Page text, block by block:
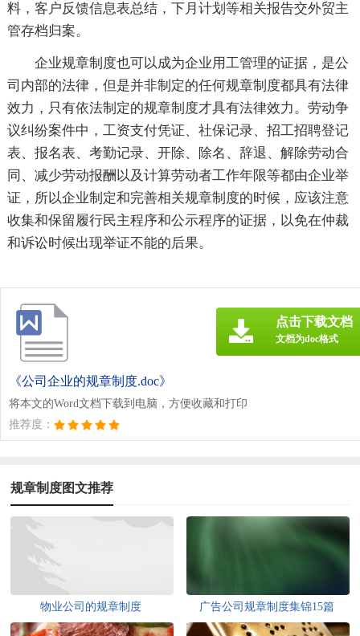
料，客户反馈信息表总结，下月计划等相关报告交外贸主
管存档归案。
企业规章制度也可以成为企业用工管理的证据，是公
司内部的法律，但是并非制定的任何规章制度都具有法律
效力，只有依法制定的规章制度才具有法律效力。劳动争
议纠纷案件中，工资支付凭证、社保记录、招工招聘登记
表、报名表、考勤记录、开除、除名、辞退、解除劳动合
同、减少劳动报酬以及计算劳动者工作年限等都由企业举
证，所以企业制定和完善相关规章制度的时候，应该注意
收集和保留履行民主程序和公示程序的证据，以免在仲裁
和诉讼时候出现举证不能的后果。
《公司企业的规章制度.doc》
将本文的Word文档下载到电脑，方便收藏和打印
推荐度：
点击下载文档
文档为doc格式
规章制度图文推荐
物业公司的规章制度 广告公司规章制度集锦15篇